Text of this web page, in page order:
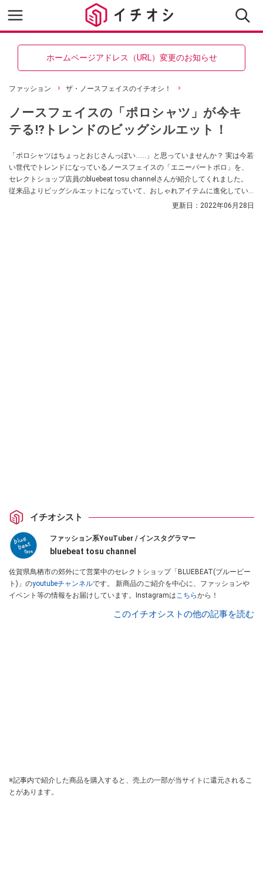
ホームページアドレス（URL）変更のお知らせ
ファッション ザ・ノースフェイスのイチオシ！
ノースフェイスの「ポロシャツ」が今キ
テる⁉トレンドのビッグシルエット！
「ポロシャツはちょっとおじさんっぽい……」と思っていませんか？ 実は今若
い世代でトレンドになっているノースフェイスの「エニーパートポロ」を、
セレクトショップ店員のbluebeat tosu channelさんが紹介してくれました。
従来品よりビッグシルエットになっていて、おしゃれアイテムに進化してい
更新日： 2022年06月28日
イチオシスト
ファッション系YouTuber / インスタグラマー
bluebeat tosu channel
佐賀県鳥栖市の郊外にて営業中のセレクトショップ「BLUEBEAT(ブルービー
ト)」のyoutubeチャンネルです。 新商品のご紹介を中心に、ファッションや
イベント等の情報をお届けしています。Instagramはこちらから！
このイチオシストの他の記事を読む
※記事内で紹介した商品を購入すると、売上の一部が当サイトに還元されるこ
とがあります。